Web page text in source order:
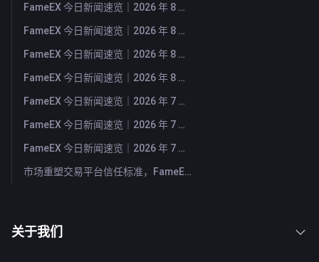
FameEX 今日新闻速览｜2026 年 8 月 6 日
FameEX 今日新闻速览｜2026 年 8 月 5 日
FameEX 今日新闻速览｜2026 年 8 月 4 日
FameEX 今日新闻速览｜2026 年 8 月 3 日
FameEX 今日新闻速览｜2026 年 7 月 31 日
FameEX 今日新闻速览｜2026 年 7 月 30 日
FameEX 今日新闻速览｜2026 年 7 月 29 日
市场重塑交易平台信任标准，FameEX 以八年稳健运营持续服务全球用户
关于我们